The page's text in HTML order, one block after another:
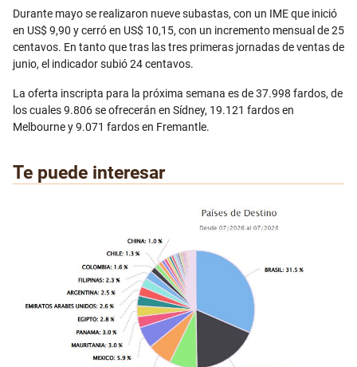
Durante mayo se realizaron nueve subastas, con un IME que inició
en US$ 9,90 y cerró en US$ 10,15, con un incremento mensual de 25
centavos. En tanto que tras las tres primeras jornadas de ventas de
junio, el indicador subió 24 centavos.
La oferta inscripta para la próxima semana es de 37.998 fardos, de
los cuales 9.806 se ofrecerán en Sídney, 19.121 fardos en
Melbourne y 9.071 fardos en Fremantle.
Te puede interesar